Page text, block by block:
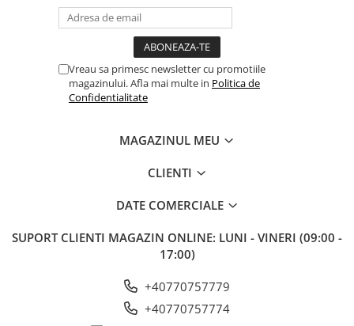
Vreau sa primesc newsletter cu promotiile
magazinului. Afla mai multe in Politica de
Confidentialitate
MAGAZINUL MEU
CLIENTI
DATE COMERCIALE
SUPORT CLIENTI MAGAZIN ONLINE: LUNI - VINERI (09:00 -
17:00)
+40770757779
+40770757774